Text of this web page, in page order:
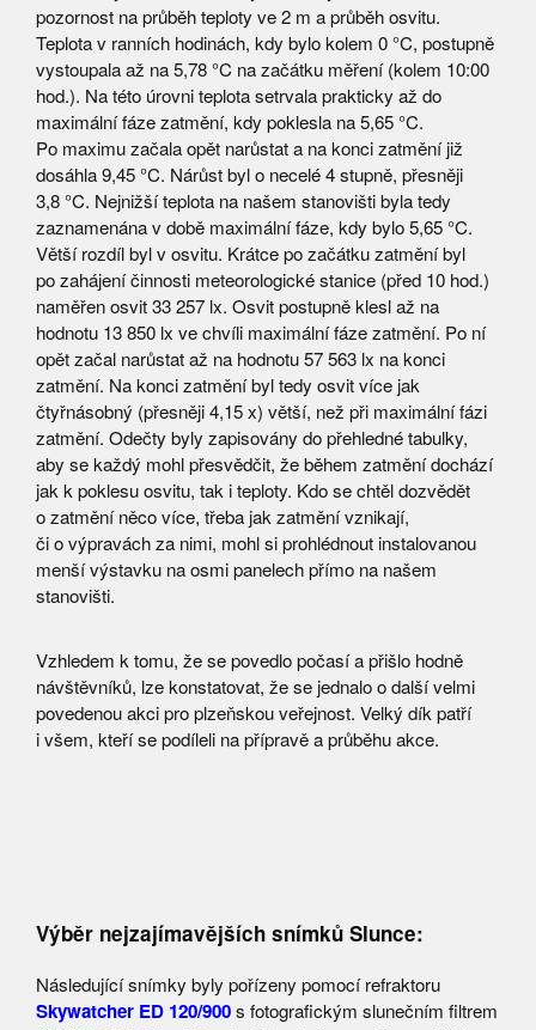
pozornost na průběh teploty ve 2 m a průběh osvitu.
Teplota v ranních hodinách, kdy bylo kolem 0 °C, postupně
vystoupala až na 5,78 °C na začátku měření (kolem 10:00
hod.). Na této úrovni teplota setrvala prakticky až do
maximální fáze zatmění, kdy poklesla na 5,65 °C.
Po maximu začala opět narůstat a na konci zatmění již
dosáhla 9,45 °C. Nárůst byl o necelé 4 stupně, přesněji
3,8 °C. Nejnižší teplota na našem stanovišti byla tedy
zaznamenána v době maximální fáze, kdy bylo 5,65 °C.
Větší rozdíl byl v osvitu. Krátce po začátku zatmění byl
po zahájení činnosti meteorologické stanice (před 10 hod.)
naměřen osvit 33 257 lx. Osvit postupně klesl až na
hodnotu 13 850 lx ve chvíli maximální fáze zatmění. Po ní
opět začal narůstat až na hodnotu 57 563 lx na konci
zatmění. Na konci zatmění byl tedy osvit více jak
čtyřnásobný (přesněji 4,15 x) větší, než při maximální fázi
zatmění. Odečty byly zapisovány do přehledné tabulky,
aby se každý mohl přesvědčit, že během zatmění dochází
jak k poklesu osvitu, tak i teploty. Kdo se chtěl dozvědět
o zatmění něco více, třeba jak zatmění vznikají,
či o výpravách za nimi, mohl si prohlédnout instalovanou
menší výstavku na osmi panelech přímo na našem
stanovišti.
Vzhledem k tomu, že se povedlo počasí a přišlo hodně
návštěvníků, lze konstatovat, že se jednalo o další velmi
povedenou akci pro plzeňskou veřejnost. Velký dík patří
i všem, kteří se podíleli na přípravě a průběhu akce.
Výběr nejzajímavějších snímků Slunce:
Následující snímky byly pořízeny pomocí refraktoru
Skywatcher ED 120/900s fotografickým slunečním filtrem